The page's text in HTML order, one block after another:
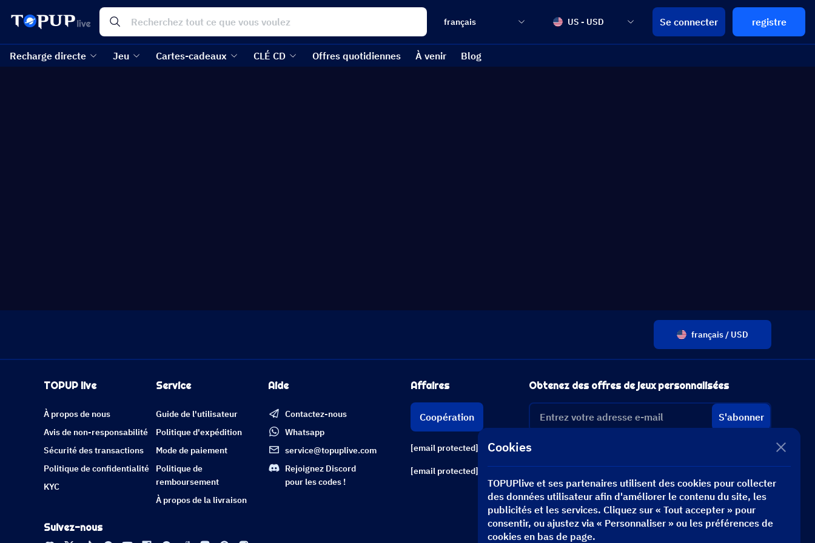
français US - USD Se connecter registre
Recharge directe Jeu Cartes-cadeaux CLÉ CD Offres quotidiennes À venir Blog
français / USD
TOPUP live
À propos de nous
Avis de non-responsabilité
Sécurité des transactions
Politique de confidentialité
KYC
Service
Guide de l'utilisateur
Politique d'expédition
Mode de paiement
Politique de
remboursement
À propos de la livraison
Aide
Contactez-nous
Whatsapp
service@topuplive.com
Rejoignez Discord
pour les codes !
Affaires
Coopération
[email protected]
[email protected]
Obtenez des offres de jeux personnalisées
S'abonner
Suivez-nous
Cookies
TOPUPlive et ses partenaires utilisent des cookies pour collecter
des données utilisateur afin d'améliorer le contenu du site, les
publicités et les services. Cliquez sur « Tout accepter » pour
consentir, ou ajustez via « Personnaliser » ou les préférences de
cookies en bas de page.